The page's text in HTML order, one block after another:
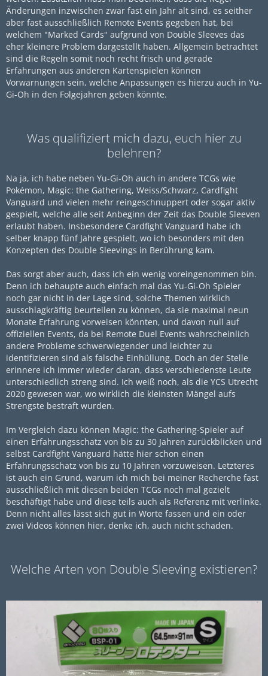
Änderungen inzwischen zwar fast ein Jahr alt sind, es seither
aber fast ausschließlich Remote Events gegeben hat, bei
welchem "Marked Cards" aufgrund von Double Sleeves das
eher kleinere Problem dargestellt haben. Allgemein betrachtet
sind die Regeln somit noch recht frisch und gerade
Erfahrungen aus anderen Kartenspielen können
Vorwarnungen sein, welche Anpassungen es hierzu auch in Yu-
Gi-Oh in den Folgejahren geben könnte.
Was qualifiziert mich dazu, euch hier zu
belehren?
Na ja, ich habe neben Yu-Gi-Oh auch in andere TCGs wie
Pokémon, Magic: the Gathering, Weiss/Schwarz, Cardfight
Vanguard und vielen mehr reingeschnuppert oder sogar aktiv
gespielt, welche alle seit Anbeginn der Zeit das Double Sleeven
erlaubt haben. Insbesondere Cardfight Vanguard habe ich
selber knapp fünf Jahre gespielt, wo ich besonders mit den
Konzepten des Double Sleevings in Berührung kam.
Das sorgt aber auch, dass ich ein wenig voreingenommen bin.
Denn ich behaupte auch einfach mal das Yu-Gi-Oh Spieler
noch gar nicht in der Lage sind, solche Themen wirklich
ausschlagkräftig beurteilen zu können, da sie maximal neun
Monate Erfahrung vorweisen könnten, und davon null auf
offiziellen Events, da bei Remote Duel Events wahrscheinlich
andere Probleme schwerwiegender und leichter zu
identifizieren sind als falsche Einhüllung. Doch an der Stelle
erinnere ich immer wieder daran, dass verschiedenste Leute
unterschiedlich streng sind. Ich weiß noch, als die YCS Utrecht
2020 gewesen war, wo wirklich die kleinsten Mängel aufs
Strengste bestraft wurden.
Im Vergleich dazu können Magic: the Gathering-Spieler auf
einen Erfahrungsschatz von bis zu 30 Jahren zurückblicken und
selbst Cardfight Vanguard hätte hier schon einen
Erfahrungsschatz von bis zu 10 Jahren vorzuweisen. Letzteres
ist auch ein Grund, warum ich mich bei meiner Recherche fast
ausschließlich mit diesen beiden TCGs noch mal gezielt
beschäftigt habe und diese teils auch als Referenz mit verlinke.
Denn nicht alles lässt sich gut in Worte fassen und ein oder
zwei Videos können hier, denke ich, auch nicht schaden.
Welche Arten von Double Sleeving existieren?